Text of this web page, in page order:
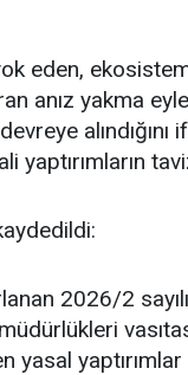
eden,
anız yakma
yaptırımların
2026/2
yasal yaptırımlar